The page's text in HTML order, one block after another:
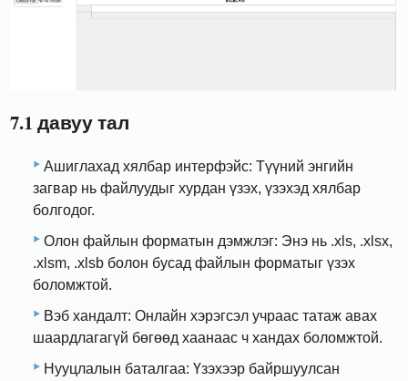
7.1 давуу тал
Ашиглахад хялбар интерфэйс: Түүний энгийн
загвар нь файлуудыг хурдан үзэх, үзэхэд хялбар
болгодог.
Олон файлын форматын дэмжлэг: Энэ нь .xls, .xlsx,
.xlsm, .xlsb болон бусад файлын форматыг үзэх
боломжтой.
Вэб хандалт: Онлайн хэрэгсэл учраас татаж авах
шаардлагагүй бөгөөд хаанаас ч хандах боломжтой.
Нууцлалын баталгаа: Үзэхээр байршуулсан